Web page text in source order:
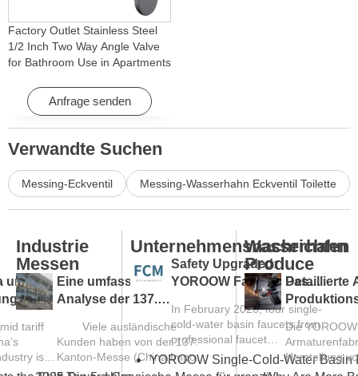
Factory Outlet Stainless Steel
1/2 Inch Two Way Angle Valve
for Bathroom Use in Apartments
Anfrage senden
Verwandte Suchen
Messing-Eckventil Messing-Wasserhahn Eckventil Toilette
unter
Trend
tariff
is
In
Industrie
Messen
Eine umfassende
Analyse der 137.
Kanton-Messe und ein
Leitfaden für Einkäufer
aus Übersee
Viele ausländische
Kunden haben von der 137.
Kanton-Messe (China Import
and Export...
Unternehmensnachrichten
Safety Upgraded:
YOROOW Faucets Pass
FCM Testing
In February 2026, four single-
cold-water basin faucets from
professional faucet
manufacturer YOROOW
successfully passed FCM
Wasserhahn
Produce
Detaillierte
einer
Die
Herstellung
Armaturen